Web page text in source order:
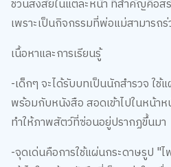
สั่งซื้อ สนูปี้กับกิจกรรมลั้ลลาในวัน
11.หนังสือส่องไฟฉาย ท่องโ